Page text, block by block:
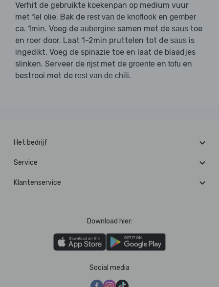
Verhit de gebruikte koekenpan op medium vuur
met 1el olie. Bak de rest van de knoflook en gember
ca. 1min. Voeg de aubergine samen met de saus toe
en roer door. Laat 1-2min pruttelen tot de saus is
ingedikt. Voeg de spinazie toe en laat de blaadjes
slinken. Serveer de rijstmet de groente en tofu en
bestrooi met de rest van de chili.
Het bedrijf
Service
Klantenservice
Download hier:
Social media